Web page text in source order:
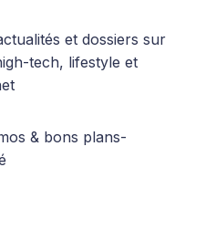
et dossiers sur
tech, lifestyle et
& bons plans-